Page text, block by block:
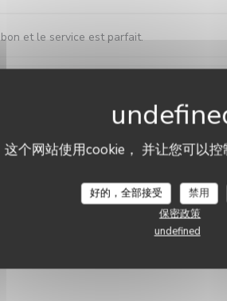
这个网站使用cookie， 并让您可以控
好的，全部接受 禁用
保密政策
undefined
et le service est parfait.
5 氛围
5/5 氛围: